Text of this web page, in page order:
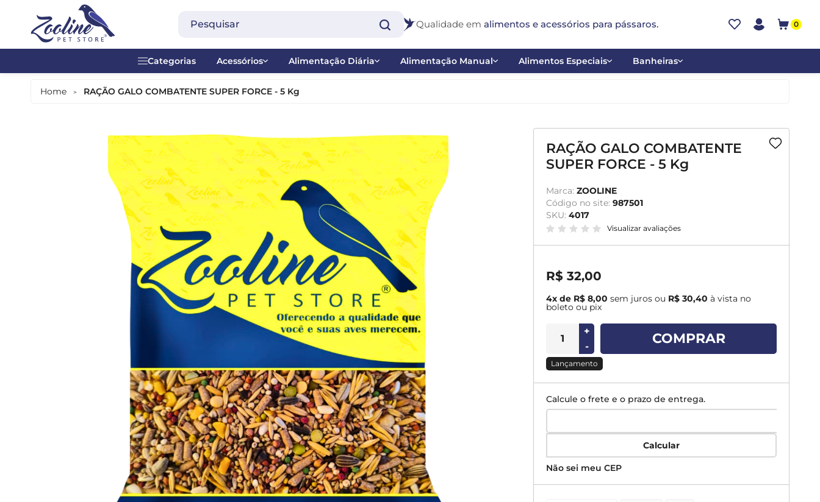
Qualidade em alimentos e acessórios para pássaros. 0
Categorias
Acessórios
Alimentação Manual
Alimentos Especiais
Banheiras
Bebedouros
Comedouros
Capas
Equipamentos
Medicamentos
Minerais
Ninhos
Porta Vitaminas
Poleiros
Acessórios
Acrílico
Anel plástico
Brinquedos - Balanço
Contador - Catraca
Metal
Placas Identificação
Alimentação Diária
Extrusadas
Misturas
Sementes
Alimentação Manual
Seringas
Alimentos Especiais
Nectar
Pigmentantes
Banheiras
Plástica
Home > RAÇÃO GALO COMBATENTE SUPER FORCE - 5 Kg
RAÇÃO GALO COMBATENTE
SUPER FORCE - 5 Kg
Marca: ZOOLINE
Código no site: 987501
SKU: 4017
Visualizar avaliações
R$ 32,00
4x de R$ 8,00 sem juros ou R$ 30,40 à vista no
boleto ou pix
+
-
COMPRAR
Lançamento
Calcule o frete e o prazo de entrega.
Calcular
Não sei meu CEP